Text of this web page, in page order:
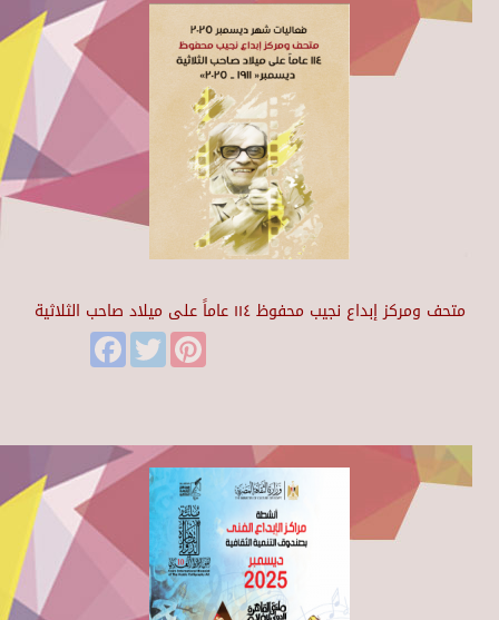
متحف ومركز إبداع نجيب محفوظ ١١٤ عاماً على ميلاد صاحب الثلاثية
FacebookTwitter